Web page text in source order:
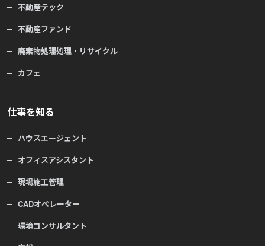
不動産テック
不動産ファンド
廃棄物処理処理・リサイクル
カフェ
仕事を知る
ハウスエージェント
オフィスアシスタント
現場施工管理
CADオペレーター
環境コンサルタント